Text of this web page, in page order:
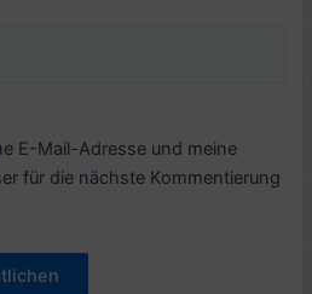
E-Mail-Adresse und meine
für die nächste Kommentierung